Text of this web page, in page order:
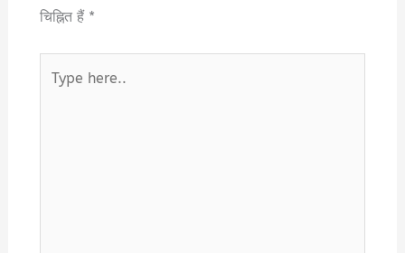
चिह्नित हैं *
here..